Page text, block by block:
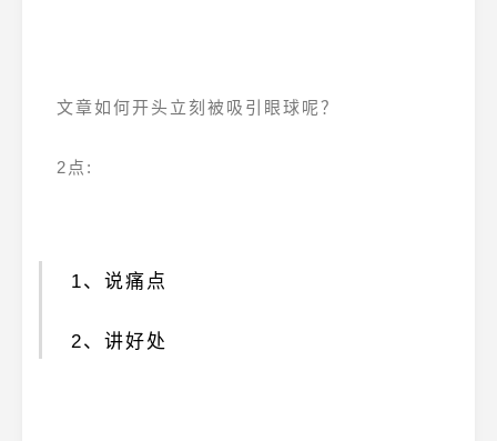
文章如何开头立刻被吸引眼球呢？
2点:
1、说痛点
2、讲好处